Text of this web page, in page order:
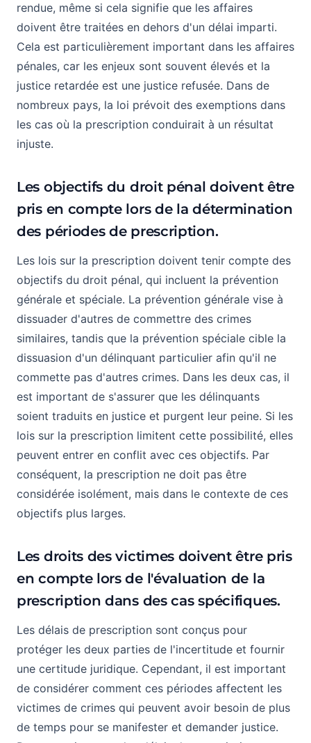
rendue, même si cela signifie que les affaires
doivent être traitées en dehors d'un délai imparti.
Cela est particulièrement important dans les affaires
pénales, car les enjeux sont souvent élevés et la
justice retardée est une justice refusée. Dans de
nombreux pays, la loi prévoit des exemptions dans
les cas où la prescription conduirait à un résultat
injuste.
Les objectifs du droit pénal doivent être
pris en compte lors de la détermination
des périodes de prescription.
Les lois sur la prescription doivent tenir compte des
objectifs du droit pénal, qui incluent la prévention
générale et spéciale. La prévention générale vise à
dissuader d'autres de commettre des crimes
similaires, tandis que la prévention spéciale cible la
dissuasion d'un délinquant particulier afin qu'il ne
commette pas d'autres crimes. Dans les deux cas, il
est important de s'assurer que les délinquants
soient traduits en justice et purgent leur peine. Si les
lois sur la prescription limitent cette possibilité, elles
peuvent entrer en conflit avec ces objectifs. Par
conséquent, la prescription ne doit pas être
considérée isolément, mais dans le contexte de ces
objectifs plus larges.
Les droits des victimes doivent être pris
en compte lors de l'évaluation de la
prescription dans des cas spécifiques.
Les délais de prescription sont conçus pour
protéger les deux parties de l'incertitude et fournir
une certitude juridique. Cependant, il est important
de considérer comment ces périodes affectent les
victimes de crimes qui peuvent avoir besoin de plus
de temps pour se manifester et demander justice.